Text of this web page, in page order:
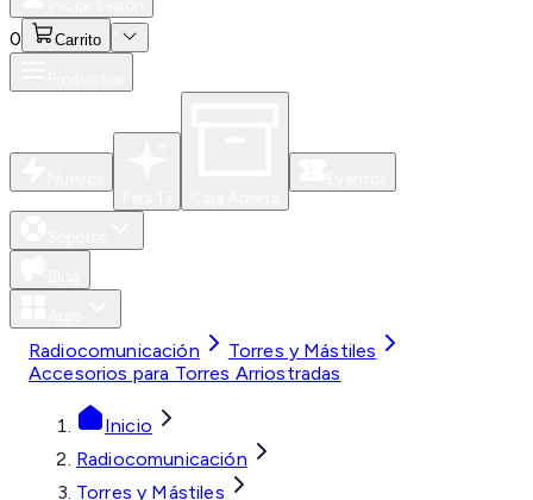
0 Carrito
Radiocomunicación
Torres y Mástiles
Accesorios para Torres Arriostradas
Inicio
Radiocomunicación
Torres y Mástiles